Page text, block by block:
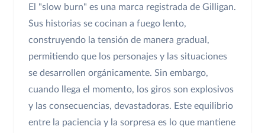
El "slow burn" es una marca registrada de Gilligan.
Sus historias se cocinan a fuego lento,
construyendo la tensión de manera gradual,
permitiendo que los personajes y las situaciones
se desarrollen orgánicamente. Sin embargo,
cuando llega el momento, los giros son explosivos
y las consecuencias, devastadoras. Este equilibrio
entre la paciencia y la sorpresa es lo que mantiene